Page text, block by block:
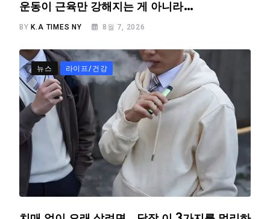
운동이 근육만 강해지는 게 아니라…
BY K.A TIMES NY 8월 7, 2026
뉴스 라이프/건강